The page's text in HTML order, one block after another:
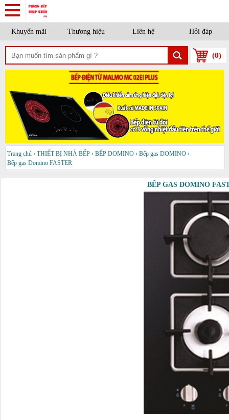
Khuyến mãi Thương hiệu Liên hệ Hỏi đáp
(0)
Trang chủ › THIẾT BỊ NHÀ BẾP › BẾP DOMINO › Bếp gas DOMINO ›
Bếp gas Domino FASTER
BẾP GAS DOMINO